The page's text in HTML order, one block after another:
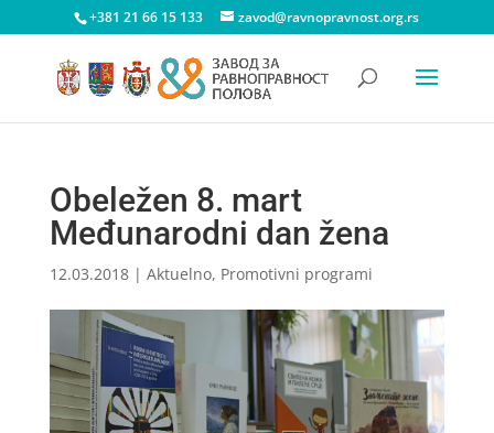
+381 21 66 15 133 zavod@ravnopravnost.org.rs
Obeležen 8. mart
Međunarodni dan žena
12.03.2018| Aktuelno, Promotivni programi